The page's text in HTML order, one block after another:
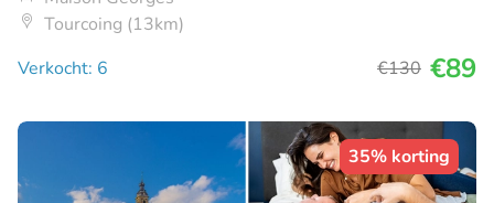
Tourcoing (13km)
Verkocht: 6
€130 €89
35% korting